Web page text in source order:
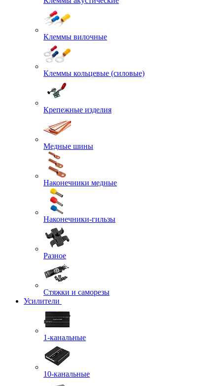
Клеммы вилочные
Клеммы кольцевые (силовые)
Крепежные изделия
Медные шины
Наконечники медные
Наконечники-гильзы
Разное
Стяжки и саморезы
Усилители
1-канальные
10-канальные